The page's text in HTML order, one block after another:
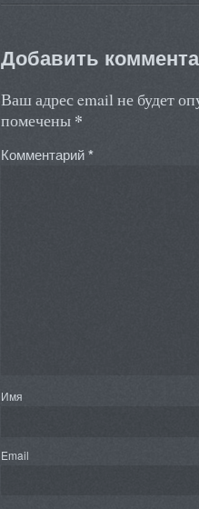
Добавить
Ваш адрес email не будет
помечены *
Комментарий*
Имя
Email